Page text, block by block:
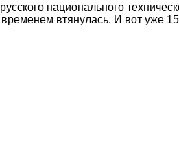
национального
втянулась. И вот уже